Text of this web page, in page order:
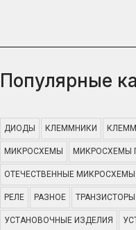
Популярные
ДИОДЫ КЛЕММНИКИ
МИКРОСХЕМЫ МИКРОСХЕМЫ
ОТЕЧЕСТВЕННЫЕ МИКРОСХЕМЫ
РЕЛЕ РАЗНОЕ ТРАНЗИСТОРЫ
УСТАНОВОЧНЫЕ ИЗДЕЛИЯ